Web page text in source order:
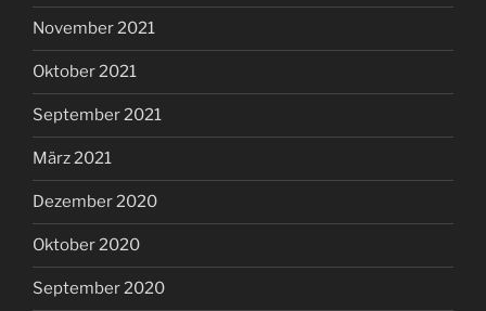
November 2021
Oktober 2021
September 2021
März 2021
Dezember 2020
Oktober 2020
September 2020